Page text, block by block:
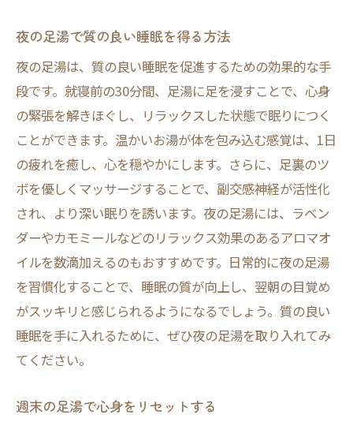
夜の足湯で質の良い睡眠を得る方法
夜の足湯は、質の良い睡眠を促進するための効果的な手
段です。就寝前の30分間、足湯に足を浸すことで、心身
の緊張を解きほぐし、リラックスした状態で眠りにつく
ことができます。温かいお湯が体を包み込む感覚は、1日
の疲れを癒し、心を穏やかにします。さらに、足裏のツ
ボを優しくマッサージすることで、副交感神経が活性化
され、より深い眠りを誘います。夜の足湯には、ラベン
ダーやカモミールなどのリラックス効果のあるアロマオ
イルを数滴加えるのもおすすめです。日常的に夜の足湯
を習慣化することで、睡眠の質が向上し、翌朝の目覚め
がスッキリと感じられるようになるでしょう。質の良い
睡眠を手に入れるために、ぜひ夜の足湯を取り入れてみ
てください。
週末の足湯で心身をリセットする